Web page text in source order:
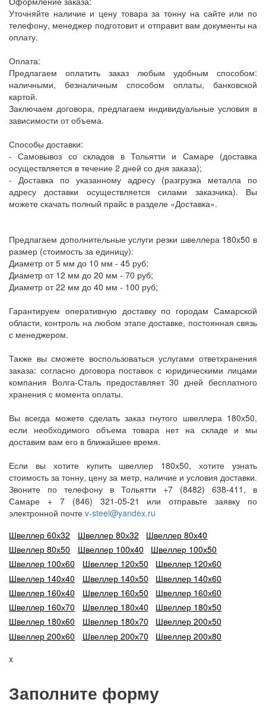
Уточняйте наличие и цену товара за тонну на сайте или по
телефону, менеджер подготовит и отправит вам документы на
оплату.
Оплата:
Предлагаем оплатить заказ любым удобным способом:
наличными, безналичным способом оплаты, банковской
картой.
Заключаем договора, предлагаем индивидуальные условия в
зависимости от объема.
Способы доставки:
- Самовывоз со складов в Тольятти и Самаре (доставка
осуществляется в течение 2 дней со дня заказа);
- Доставка по указанному адресу (разгрузка металла по
адресу доставки осуществляется силами заказчика). Вы
можете скачать полный прайс в разделе «Доставка».
Предлагаем дополнительные услуги резки швеллера 180х50 в
размер (стоимость за единицу):
Диаметр от 5 мм до 10 мм - 45 руб;
Диаметр от 12 мм до 20 мм - 70 руб;
Диаметр от 22 мм до 40 мм - 100 руб;
Гарантируем оперативную доставку по городам Самарской
области, контроль на любом этапе доставке, постоянная связь
с менеджером.
Также вы сможете воспользоваться услугами ответхранения
заказа: согласно договора поставок с юридическими лицами
компания Волга-Сталь предоставляет 30 дней бесплатного
хранения с момента оплаты.
Вы всегда можете сделать заказ гнутого швеллера 180х50,
если необходимого объема товара нет на складе и мы
доставим вам его в ближайшее время.
Если вы хотите купить швеллер 180х50, хотите узнать
стоимость за тонну, цену за метр, наличие и условия доставки.
Звоните по телефону в Тольятти +7 (8482) 638-411, в
Самаре + 7 (846) 321-05-21 или отправьте заявку по
электронной почте v-steel@yandex.ru
Швеллер 60х32
Швеллер 80х32
Швеллер 80х40
Швеллер 80х50
Швеллер 100х40
Швеллер 100х50
Швеллер 100х60
Швеллер 120х50
Швеллер 120х60
Швеллер 140х40
Швеллер 140х50
Швеллер 140х60
Швеллер 160х40
Швеллер 160х50
Швеллер 160х60
Швеллер 160х70
Швеллер 180х40
Швеллер 180х50
Швеллер 180х60
Швеллер 180х70
Швеллер 200х50
Швеллер 200х60
Швеллер 200х70
Швеллер 200х80
x
Заполните форму